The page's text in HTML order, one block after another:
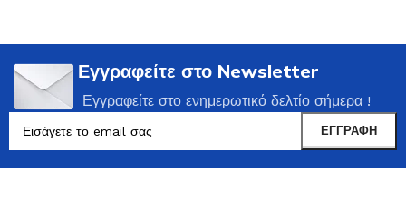
Εγγραφείτε στο Newsletter
Εγγραφείτε στο ενημερωτικό δελτίο σήμερα !